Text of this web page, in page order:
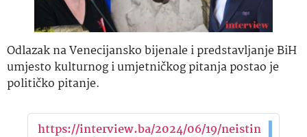
Odlazak na Venecijansko bijenale i predstavljanje BiH
umjesto kulturnog i umjetničkog pitanja postao je
političko pitanje.
https://interview.ba/2024/06/19/neistin